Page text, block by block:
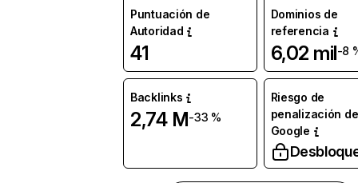
Puntuación de
Autoridad
41
Dominios de
referencia
6,02 mil-8
Backlinks
2,74 M-33 %
Riesgo de
penalización de
Google